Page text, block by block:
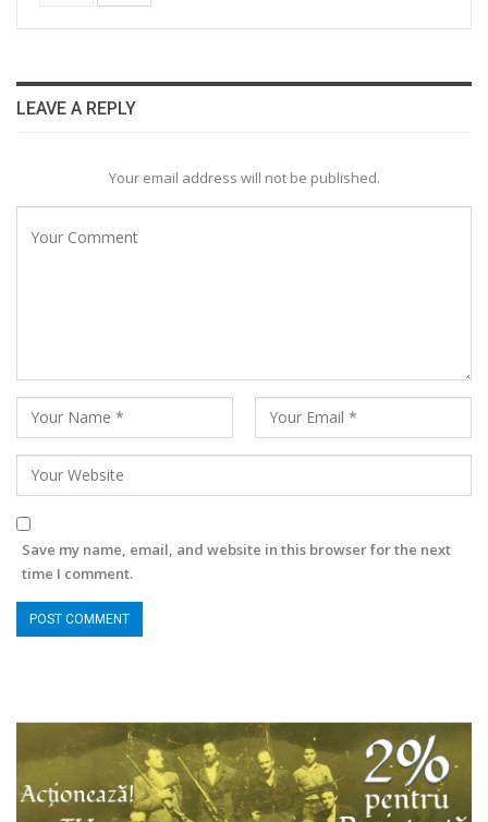
LEAVE A REPLY
Your email address will not be published.
Save my name, email, and website in this browser for the next
time I comment.